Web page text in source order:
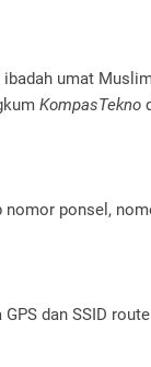
umat
KompasTekno
nomor ponsel,
dan SSID